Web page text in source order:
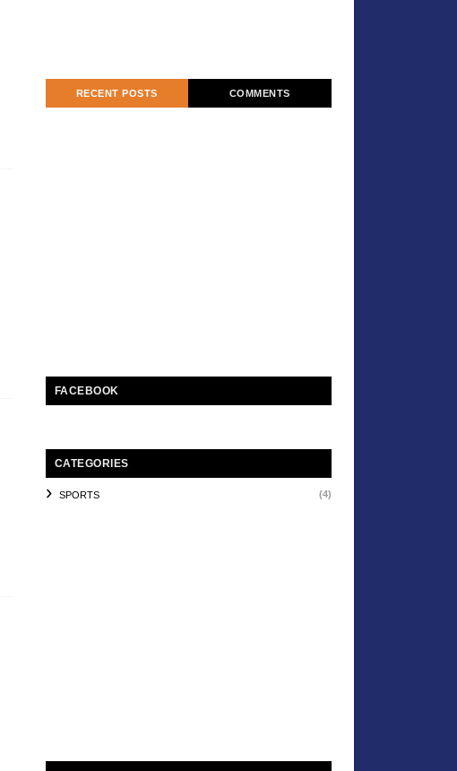
RECENT POSTS COMMENTS
FACEBOOK
CATEGORIES
SPORTS (4)